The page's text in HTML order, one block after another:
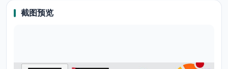
截图预览